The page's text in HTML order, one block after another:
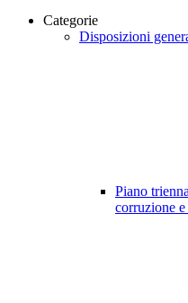
Categorie
Disposizioni
Piano
corruzione e